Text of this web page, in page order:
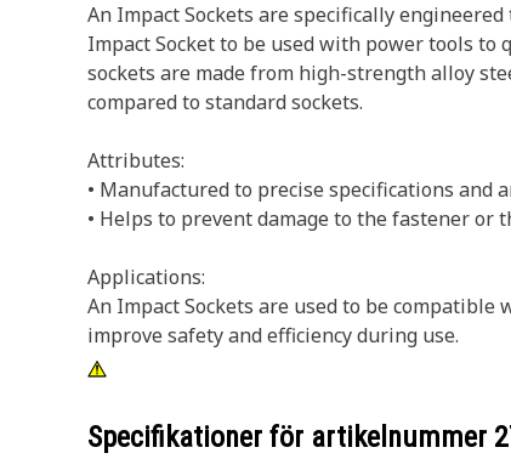
An Impact Sockets are specifically
Impact Socket to be used with power tools
sockets are made from high-strength alloy
compared to standard sockets.
Attributes:
• Manufactured to precise specifications
• Helps to prevent damage to the fastener or
Applications:
An Impact Sockets are used to be
improve safety and efficiency during use.
Specifikationer för artikelnummer